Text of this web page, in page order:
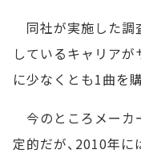
同社が実施した調
しているキャリア
に少なくとも1曲を
今のところメーカ
定的だが、2010年